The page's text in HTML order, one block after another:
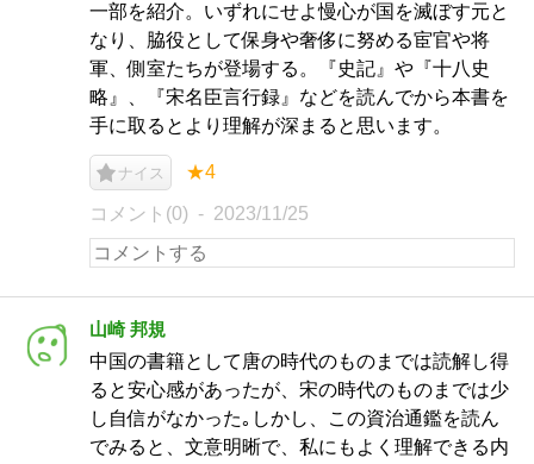
一部を紹介。いずれにせよ慢心が国を滅ぼす元と
なり、脇役として保身や奢侈に努める宦官や将
軍、側室たちが登場する。『史記』や『十八史
略』、『宋名臣言行録』などを読んでから本書を
手に取るとより理解が深まると思います。
ナイス ★4
コメント(0) 2023/11/25
山崎 邦規
中国の書籍として唐の時代のものまでは読解し得
ると安心感があったが、宋の時代のものまでは少
し自信がなかった｡しかし、この資治通鑑を読ん
でみると、文意明晰で、私にもよく理解できる内